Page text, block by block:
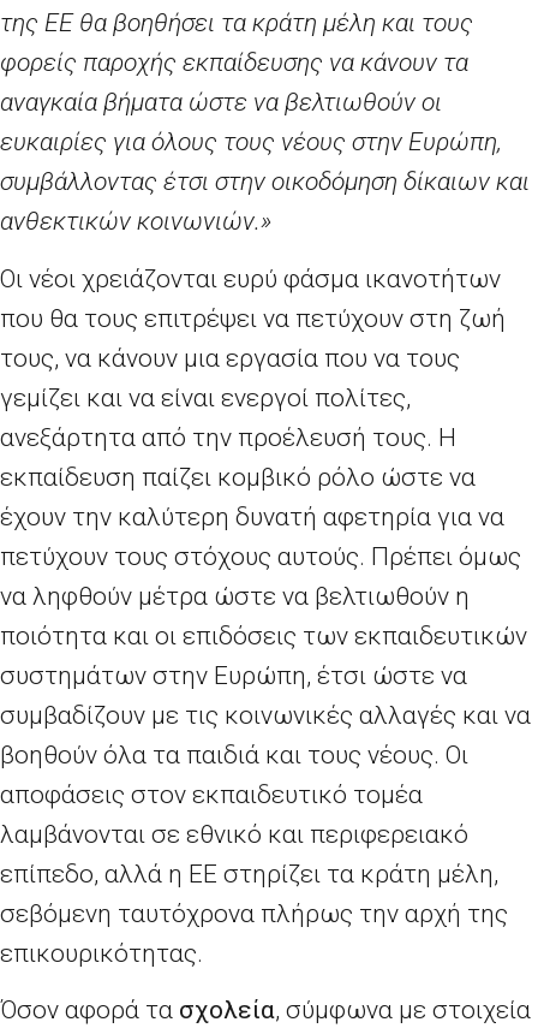
της ΕΕ θα βοηθήσει τα κράτη μέλη και τους
φορείς παροχής εκπαίδευσης να κάνουν τα
αναγκαία βήματα ώστε να βελτιωθούν οι
ευκαιρίες για όλους τους νέους στην Ευρώπη,
συμβάλλοντας έτσι στην οικοδόμηση δίκαιων και
ανθεκτικών κοινωνιών.»
Οι νέοι χρειάζονται ευρύ φάσμα ικανοτήτων
που θα τους επιτρέψει να πετύχουν στη ζωή
τους, να κάνουν μια εργασία που να τους
γεμίζει και να είναι ενεργοί πολίτες,
ανεξάρτητα από την προέλευσή τους. Η
εκπαίδευση παίζει κομβικό ρόλο ώστε να
έχουν την καλύτερη δυνατή αφετηρία για να
πετύχουν τους στόχους αυτούς. Πρέπει όμως
να ληφθούν μέτρα ώστε να βελτιωθούν η
ποιότητα και οι επιδόσεις των εκπαιδευτικών
συστημάτων στην Ευρώπη, έτσι ώστε να
συμβαδίζουν με τις κοινωνικές αλλαγές και να
βοηθούν όλα τα παιδιά και τους νέους. Οι
αποφάσεις στον εκπαιδευτικό τομέα
λαμβάνονται σε εθνικό και περιφερειακό
επίπεδο, αλλά η ΕΕ στηρίζει τα κράτη μέλη,
σεβόμενη ταυτόχρονα πλήρως την αρχή της
επικουρικότητας.
Όσον αφορά τα σχολεία, σύμφωνα με στοιχεία